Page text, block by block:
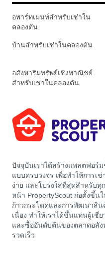
อพาร์ทเมนท์สำหรับเช่าใน
คลองตัน
บ้านสำหรับเช่าในคลองตัน
อสังหาริมทรัพย์เชิงพาณิชย์
สำหรับเช่าในคลองตัน
ปัจจุบันเราได้สร้างแพลตฟอร์
แบบครบวงจร เพื่อทำให้การเ
ง่าย และโปร่งใสที่สุดสำหรับทุ
หน้า PropertyScout ก่อตั้งขึ้น
ก้าวกระโดดและการพัฒนาสิ
เนื่อง ทำให้เราได้ขึ้นแท่นผู้เชี่
และซื้ออันดับต้นของตลาดอสัง
รวดเร็ว